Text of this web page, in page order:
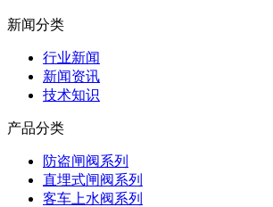
新闻分类
行业新闻
新闻资讯
技术知识
产品分类
防盗闸阀系列
直埋式闸阀系列
客车上水阀系列